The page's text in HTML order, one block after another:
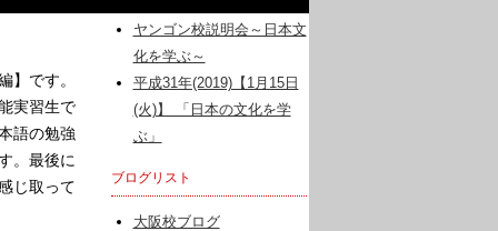
】です。
実習生で
語の勉強
。最後に
じ取って
ヤンゴン校説明会～日本文
化を学ぶ～
平成31年(2019)【1月15日
(火)】 「日本の文化を学
ぶ」
ブログリスト
大阪校ブログ